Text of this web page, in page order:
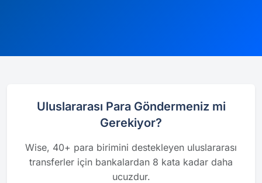
Uluslararası Para Göndermeniz mi
Gerekiyor?
Wise, 40+ para birimini destekleyen uluslararası
transferler için bankalardan 8 kata kadar daha
ucuzdur.